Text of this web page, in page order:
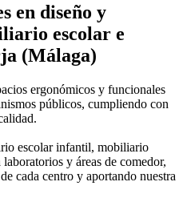
en diseño y
escolar e
(Málaga)
ergonómicos y funcionales
públicos, cumpliendo con
escolar infantil, mobiliario
y áreas de comedor,
cada centro y aportando nuestra